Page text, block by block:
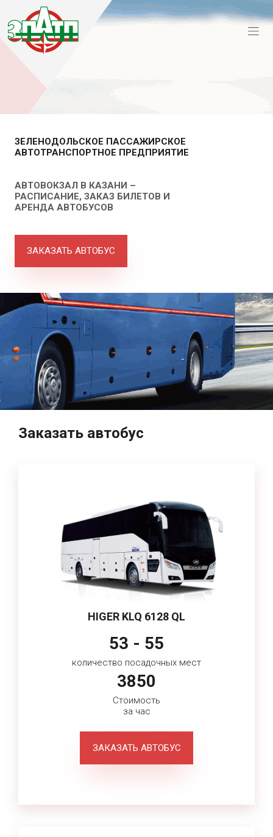
ЗЕЛЕНОДОЛЬСКОЕ ПАССАЖИРСКОЕ
АВТОТРАНСПОРТНОЕ ПРЕДПРИЯТИЕ
АВТОВОКЗАЛ В КАЗАНИ –
РАСПИСАНИЕ, ЗАКАЗ БИЛЕТОВ И
АРЕНДА АВТОБУСОВ
ЗАКАЗАТЬ АВТОБУС
Заказать автобус
HIGER KLQ 6128 QL
53 - 55
количество посадочных мест
3850
Стоимость
за час
ЗАКАЗАТЬ АВТОБУС